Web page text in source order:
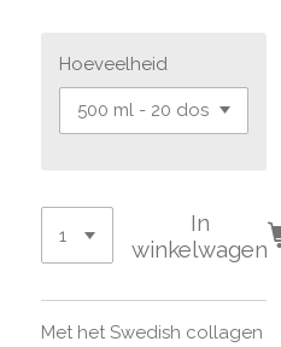
Hoeveelheid
In
winkelwagen
Met het Swedish collagen